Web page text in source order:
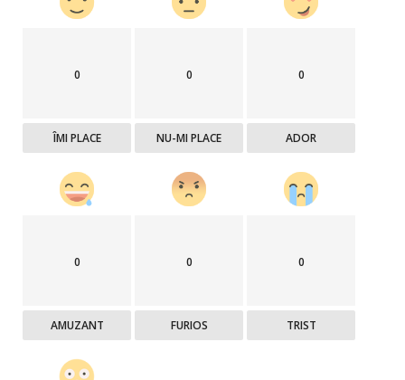
0
ÎMI PLACE
0
NU-MI PLACE
0
ADOR
0
AMUZANT
0
FURIOS
0
TRIST